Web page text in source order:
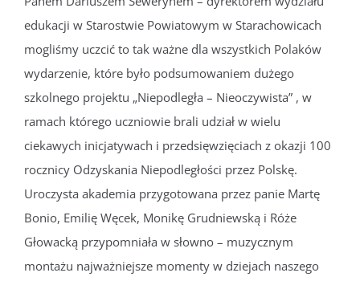
edukacji w Starostwie Powiatowym w Starachowicach
mogliśmy uczcić to tak ważne dla wszystkich Polaków
wydarzenie, które było podsumowaniem dużego
szkolnego projektu „Niepodległa – Nieoczywista” , w
ramach którego uczniowie brali udział w wielu
ciekawych inicjatywach i przedsięwzięciach z okazji 100
rocznicy Odzyskania Niepodległości przez Polskę.
Uroczysta akademia przygotowana przez panie Martę
Bonio, Emilię Węcek, Monikę Grudniewską i Róże
Głowacką przypomniała w słowno – muzycznym
montażu najważniejsze momenty w dziejach naszego